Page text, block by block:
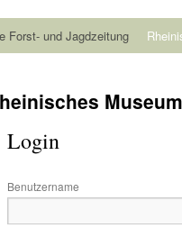
Forst- und Jagdzeitung
Login
Benutzername